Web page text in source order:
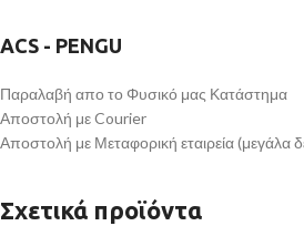
ACS - PENGU
Παραλαβή απο το Φυσικό μας Κατάστημα
Αποστολή με Courier
Αποστολή με Μεταφορική εταιρεία (μεγάλα
Σχετικά προϊόντα